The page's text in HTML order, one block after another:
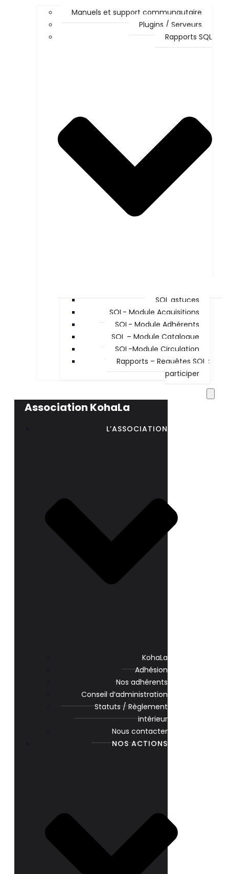
Manuels et support communautaire
Plugins / Serveurs
Rapports SQL
SQL astuces
SQL- Module Acquisitions
SQL- Module Adhérents
SQL – Module Catalogue
SQL-Module Circulation
Rapports – Requêtes SQL :
participer
Association KohaLa
L’ASSOCIATION
KohaLa
Adhésion
Nos adhérents
Conseil d’administration
Statuts / Règlement
intérieur
Nous contacter
NOS ACTIONS